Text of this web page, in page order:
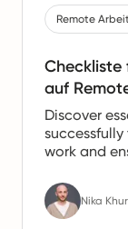
Remote
Checkliste
auf
Discover
work and
Nika